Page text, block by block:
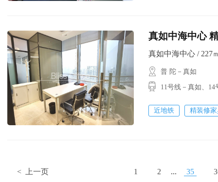
真如中海中心
真如中海中心 / 227
普 陀－真如
11号线－真如、
近地铁 精装修
1 2 ... 35
< 上一页